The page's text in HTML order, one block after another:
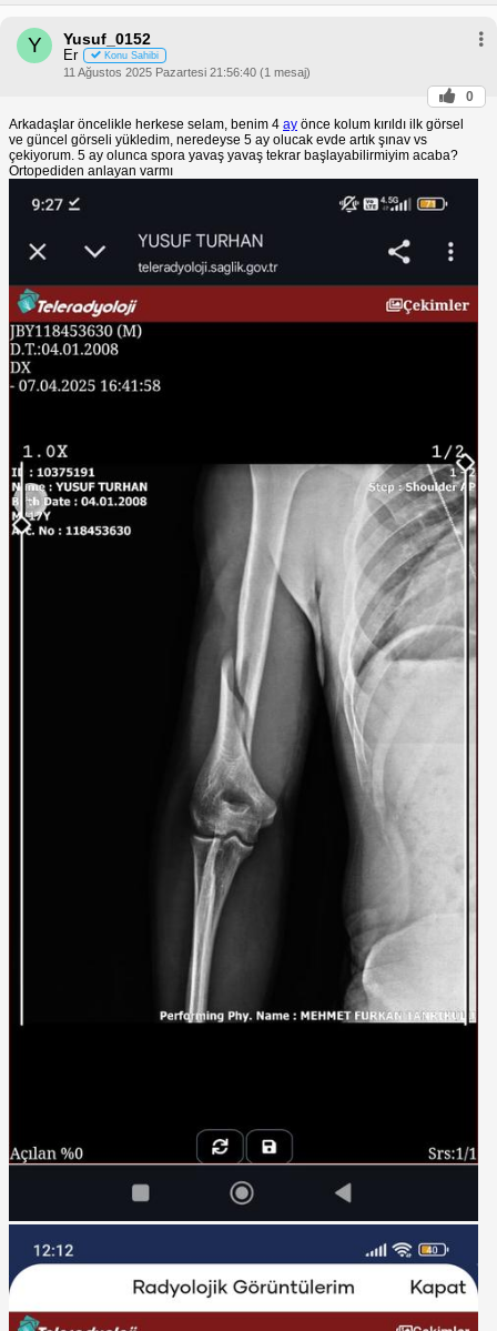
Y Yusuf_0152
Er Konu Sahibi
11 Ağustos 2025 Pazartesi 21:56:40 (1 mesaj)
0
Arkadaşlar öncelikle herkese selam, benim 4 ay önce kolum kırıldı ilk görsel
ve güncel görseli yükledim, neredeyse 5 ay olucak evde artık şınav vs
çekiyorum. 5 ay olunca spora yavaş yavaş tekrar başlayabilirmiyim acaba?
Ortopediden anlayan varmı